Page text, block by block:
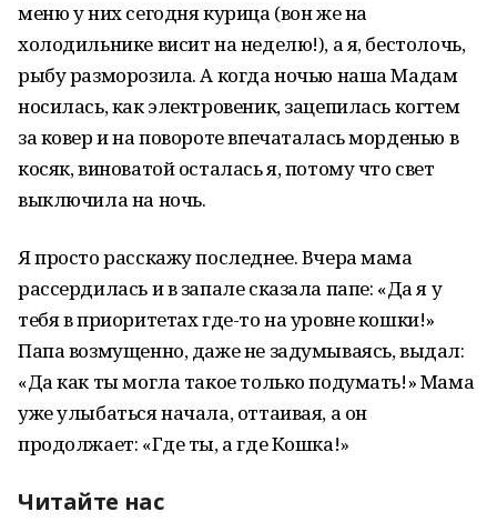
меню у них сегодня курица (вон же на
холодильнике висит на неделю!), а я, бестолочь,
рыбу разморозила. А когда ночью наша Мадам
носилась, как электровеник, зацепилась когтем
за ковер и на повороте впечаталась морденью в
косяк, виноватой осталась я, потому что свет
выключила на ночь.
Я просто расскажу последнее. Вчера мама
рассердилась и в запале сказала папе: «Да я у
тебя в приоритетах где-то на уровне кошки!»
Папа возмущенно, даже не задумываясь, выдал:
«Да как ты могла такое только подумать!» Мама
уже улыбаться начала, оттаивая, а он
продолжает: «Где ты, а где Кошка!»
Читайте нас